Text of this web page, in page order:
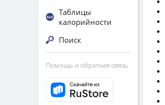
Таблицы
калорийности
Поиск
Помощь и обратная связь